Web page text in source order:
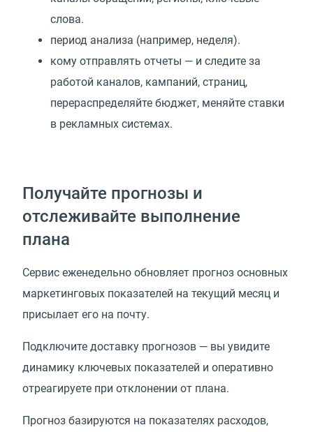
слова.
период анализа (например, неделя).
кому отправлять отчеты — и следите за
работой каналов, кампаний, страниц,
перераспределяйте бюджет, меняйте ставки
в рекламных системах.
Получайте прогнозы и
отслеживайте выполнение
плана
Сервис еженедельно обновляет прогноз основных
маркетинговых показателей на текущий месяц и
присылает его на почту.
Подключите доставку прогнозов — вы увидите
динамику ключевых показателей и оперативно
отреагируете при отклонении от плана.
Прогноз базируются на показателях расходов,